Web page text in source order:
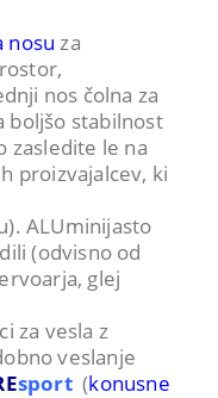
nosu za
nos čolna za
boljšo stabilnost
zasledite le na
proizvajalcev, ki
ALUminijasto
(odvisno od
glej
za vesla z
veslanje
sport(konusne